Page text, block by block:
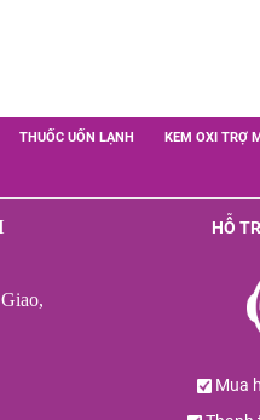
THUỐC UỐN LẠNH KEM OXI TRỢ
HỖ
Mua